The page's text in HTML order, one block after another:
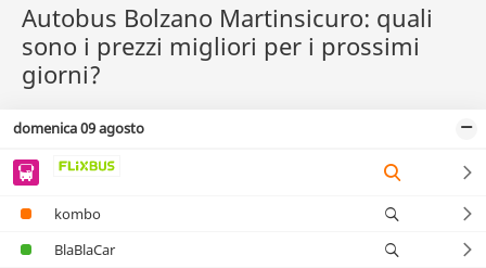
Autobus Bolzano Martinsicuro: quali
sono i prezzi migliori per i prossimi
giorni?
domenica 09 agosto
kombo
BlaBlaCar